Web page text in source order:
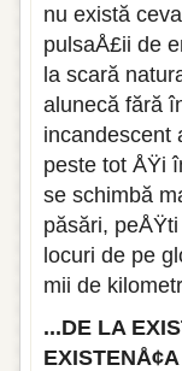
nu există
pulsaÅ£ii de
la scară
alunecă fără
incandescent
peste tot ÅŸi
se schimbă
păsări,
locuri de pe
mii de
...DE LA
EXISTENÅ¢A